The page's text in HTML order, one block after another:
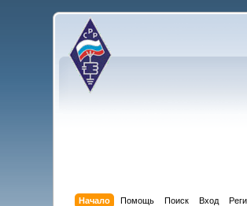
Начало Помощь Поиск Вход